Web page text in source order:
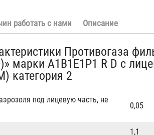
работать с нами Описание
Противогаза
марки A1B1E1P1 R D с
категория 2
под лицевую часть, не
0,05
1,1